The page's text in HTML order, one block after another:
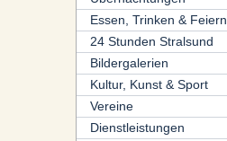
Essen, Trinken & Feiern
24 Stunden Stralsund
Bildergalerien
Kultur, Kunst & Sport
Vereine
Dienstleistungen